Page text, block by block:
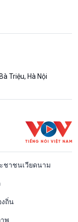
Triệu, Hà Nội
ชาชนเวียดนาม
ถิ่น
พ